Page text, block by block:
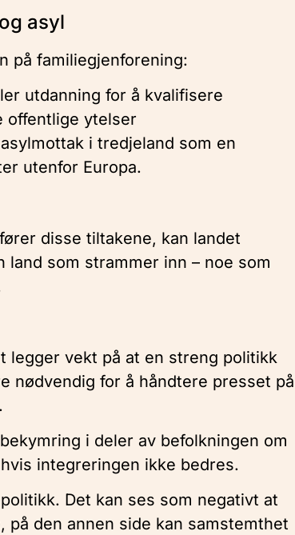
asyl
på familiegjenforening:
utdanning for å kvalifisere
offentlige ytelser
i tredjeland som en
utenfor Europa.
disse tiltakene, kan landet
som strammer inn – noe som
legger vekt på at en streng politikk
nødvendig for å håndtere presset på
i deler av befolkningen om
integreringen ikke bedres.
Det kan ses som negativt at
den annen side kan samstemthet